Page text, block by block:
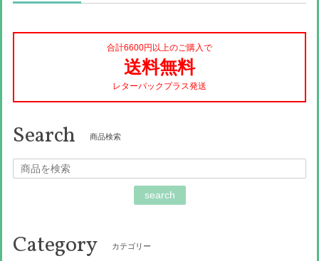
合計6600円以上のご購入で
送料無料
レターパックプラス発送
Search 商品検索
search
Category カテゴリー